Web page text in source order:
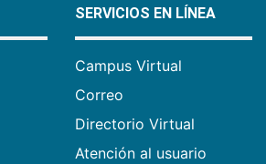
SERVICIOS EN LÍNEA
Campus Virtual
Correo
Directorio Virtual
Atención al usuario